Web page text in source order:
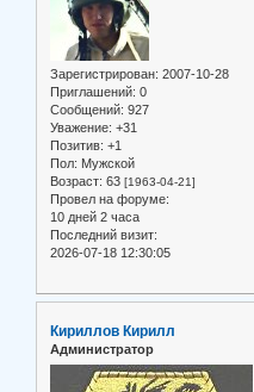
Зарегистрирован: 2007-10-28
Приглашений: 0
Сообщений: 927
Уважение: +31
Позитив: +1
Пол: Мужской
Возраст: 63 [1963-04-21]
Провел на форуме:
10 дней 2 часа
Последний визит:
2026-07-18 12:30:05
Кириллов Кирилл
Администратор